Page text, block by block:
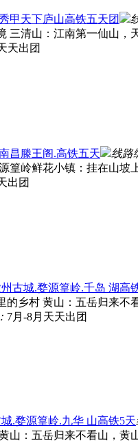
甲天下庐山高铁五天团
三清山：江南第一仙山
天出团
昌滕王阁.高铁五天 线路
篁岭鲜花小镇：挂在山
出团
古城.婺源篁岭.千岛 湖高
的乡村 黄山：五岳归来
7月-8月天天出团
.婺源篁岭.九华 山高铁5天
山：五岳归来不看山，